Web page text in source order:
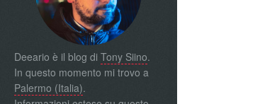
Deeario è il blog di Tony Siino.
In questo momento mi trovo a
Palermo (Italia).